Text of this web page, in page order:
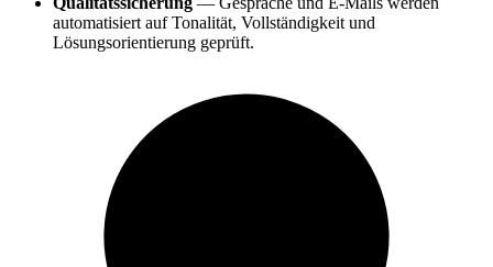
automatisiert auf Tonalität, Vollständigkeit und
Lösungsorientierung geprüft.